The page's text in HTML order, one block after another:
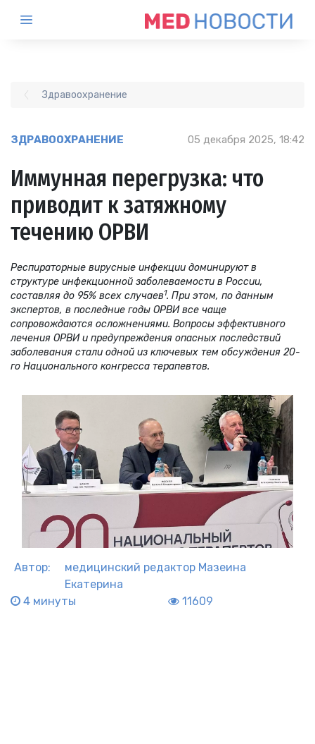
Здравоохранение
ЗДРАВООХРАНЕНИЕ 05 декабря 2025, 18:42
Иммунная перегрузка: что
приводит к затяжному
течению ОРВИ
Респираторные вирусные инфекции доминируют в
структуре инфекционной заболеваемости в России,
составляя до 95% всех случаев1. При этом, по данным
экспертов, в последние годы ОРВИ все чаще
сопровождаются осложнениями. Вопросы эффективного
лечения ОРВИ и предупреждения опасных последствий
заболевания стали одной из ключевых тем обсуждения 20-
го Национального конгресса терапевтов.
Автор: медицинский редактор Мазеина
Екатерина
4 минуты
11609